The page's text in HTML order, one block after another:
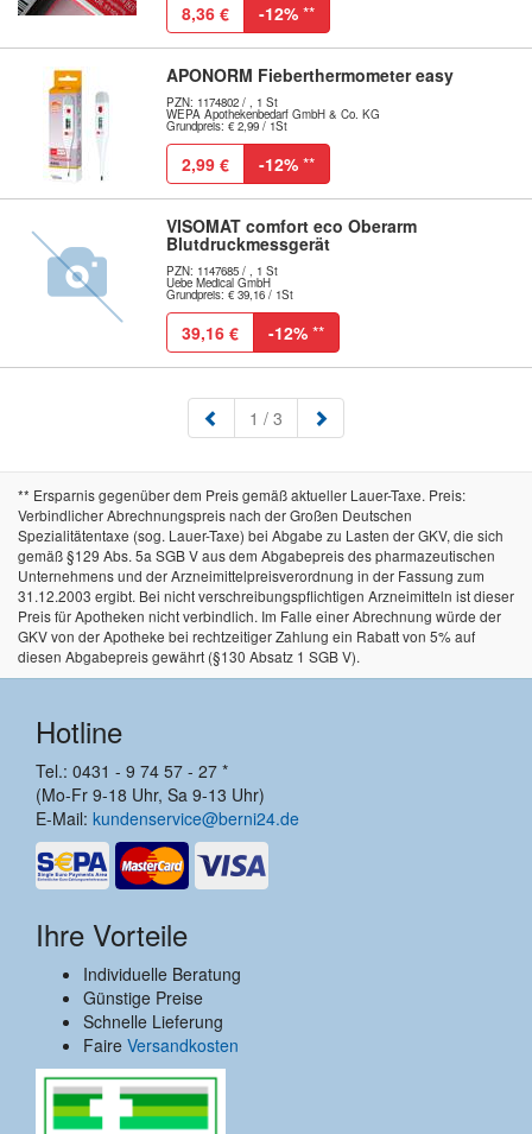
8,36 € -12% **
APONORM Fieberthermometer easy
PZN: 1174802 / , 1 St
WEPA Apothekenbedarf GmbH & Co. KG
Grundpreis: € 2,99 / 1St
2,99 € -12% **
VISOMAT comfort eco Oberarm
Blutdruckmessgerät
PZN: 1147685 / , 1 St
Uebe Medical GmbH
Grundpreis: € 39,16 / 1St
39,16 € -12% **
1 (aktuell)
/ 3
** Ersparnis gegenüber dem Preis gemäß aktueller Lauer-Taxe. Preis:
Verbindlicher Abrechnungspreis nach der Großen Deutschen
Spezialitätentaxe (sog. Lauer-Taxe) bei Abgabe zu Lasten der GKV, die sich
gemäß §129 Abs. 5a SGB V aus dem Abgabepreis des pharmazeutischen
Unternehmens und der Arzneimittelpreisverordnung in der Fassung zum
31.12.2003 ergibt. Bei nicht verschreibungspflichtigen Arzneimitteln ist dieser
Preis für Apotheken nicht verbindlich. Im Falle einer Abrechnung würde der
GKV von der Apotheke bei rechtzeitiger Zahlung ein Rabatt von 5% auf
diesen Abgabepreis gewährt (§130 Absatz 1 SGB V).
Hotline
Tel.: 0431 - 9 74 57 - 27 *
(Mo-Fr 9-18 Uhr, Sa 9-13 Uhr)
E-Mail: kundenservice@berni24.de
Ihre Vorteile
Individuelle Beratung
Günstige Preise
Schnelle Lieferung
Faire Versandkosten